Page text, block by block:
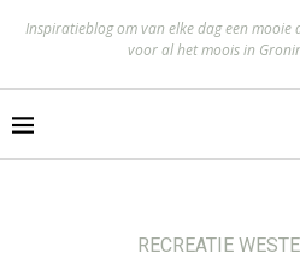
Inspiratieblog om van elke dag een
voor al het moois in
RECREATIE